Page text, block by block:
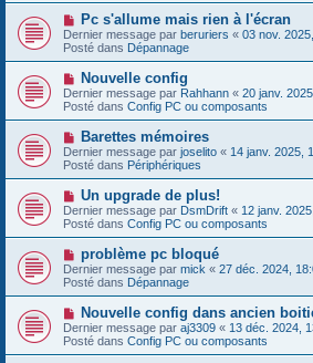
s
a
g
e
e
a
u
m
e
s
a
g
e
N
o
u
v
e
a
u
m
e
s
a
g
e
Pc s'allume mais rien à l'écran
Dernier message par beruriers « 03 nov.
Posté dans Dépannage
N
o
u
v
e
a
u
m
e
s
s
a
g
Nouvelle config
Dernier message par Rahhann « 20 janv.
Posté dans Config PC ou composants
N
o
u
v
e
a
u
m
e
s
s
a
g
e
Barettes mémoires
Dernier message par joselito « 14 janv. 2025,
Posté dans Périphériques
N
o
u
v
u
m
e
s
a
g
Un upgrade de plus!
Dernier message par DsmDrift « 12 janv.
Posté dans Config PC ou composants
N
o
u
v
e
a
u
m
e
problème pc bloqué
Dernier message par mick « 27 déc. 2024,
Posté dans Dépannage
N
o
u
v
Nouvelle config dans ancien
Dernier message par aj3309 « 13 déc. 2024,
Posté dans Config PC ou composants